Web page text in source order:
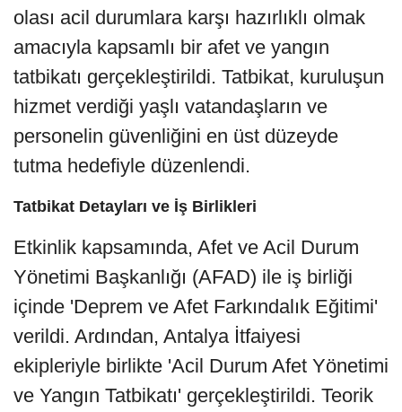
olası acil durumlara karşı hazırlıklı olmak
amacıyla kapsamlı bir afet ve yangın
tatbikatı gerçekleştirildi. Tatbikat, kuruluşun
hizmet verdiği yaşlı vatandaşların ve
personelin güvenliğini en üst düzeyde
tutma hedefiyle düzenlendi.
Tatbikat Detayları ve İş Birlikleri
Etkinlik kapsamında, Afet ve Acil Durum
Yönetimi Başkanlığı (AFAD) ile iş birliği
içinde 'Deprem ve Afet Farkındalık Eğitimi'
verildi. Ardından, Antalya İtfaiyesi
ekipleriyle birlikte 'Acil Durum Afet Yönetimi
ve Yangın Tatbikatı' gerçekleştirildi. Teorik